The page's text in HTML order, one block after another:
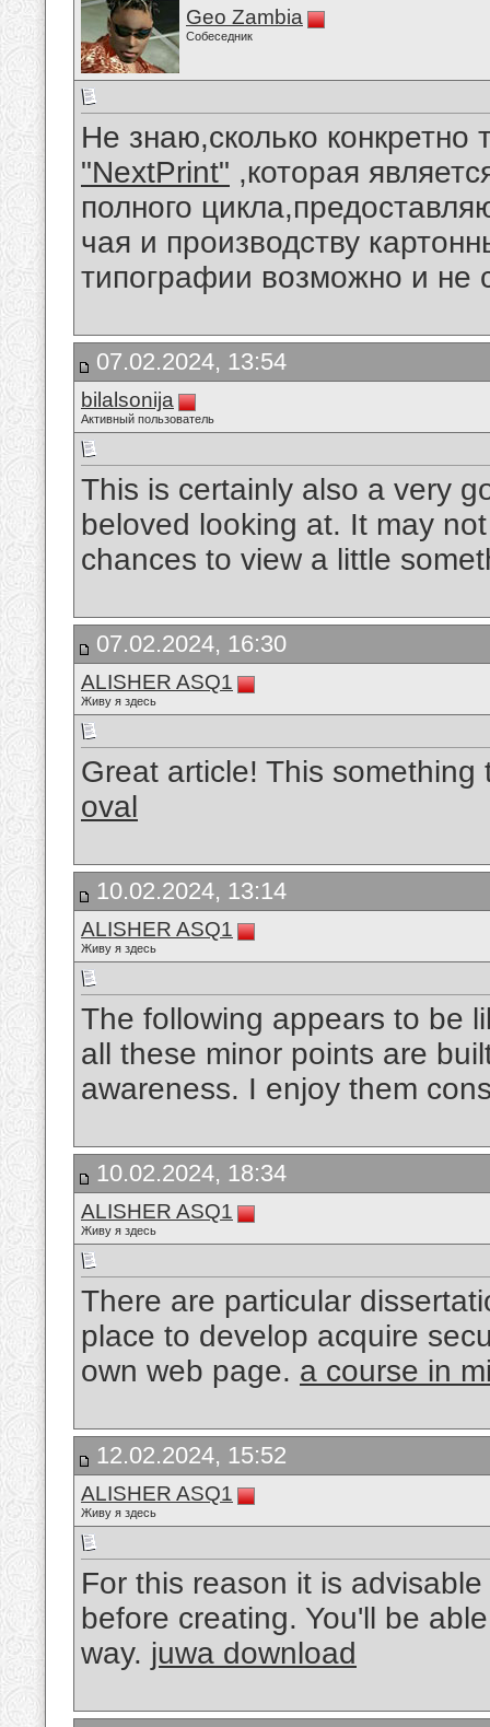
Geo Zambia
Собеседник
Не знаю,сколько конкретно
"NextPrint" ,которая
полного
чая и производству
типографии возможно и не
07.02.2024, 13:54
bilalsonija
Активный пользователь
This is certainly also a very
beloved looking at. It may
chances to view a little
07.02.2024, 16:30
ALISHER ASQ1
Живу я здесь
Great article! This
oval
10.02.2024, 13:14
ALISHER ASQ1
Живу я здесь
The following appears to be
all these minor points are
awareness. I enjoy them
10.02.2024, 18:34
ALISHER ASQ1
Живу я здесь
There are particular
place to develop acquire
own web page. a course in
12.02.2024, 15:52
ALISHER ASQ1
Живу я здесь
For this reason it is
before creating. You'll be
way. juwa download